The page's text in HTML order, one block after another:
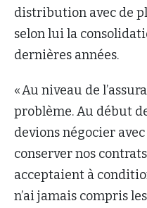
distribution avec de
selon lui la
dernières années.
« Au niveau de
problème. Au début
devions négocier
conserver nos
acceptaient à
n’ai jamais compris